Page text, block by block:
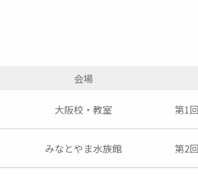
会場
大阪校・教室 第1
みなとやま水族館 第2